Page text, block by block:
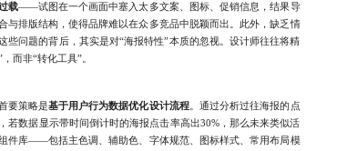
载——试图在一个画面中塞入太多文案、图标、促销信息，结果导
与排版结构，使得品牌难以在众多竞品中脱颖而出。此外，缺乏情
问题的背后，其实是对“海报特性”本质的忽视。设计师往往将精
而非“转化工具”。
要策略是基于用户行为数据优化设计流程。通过分析过往海报的点
数据显示带时间倒计时的海报点击率高出30%，那么未来类似活
件库——包括主色调、辅助色、字体规范、图标样式、常用布局模